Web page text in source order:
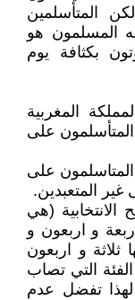
المتأسلمين
المسلمون هو
بكثافة يوم
المغربية
على
على
المتعبدين.
الانتخابية (هي
و اربعون و
ثلاثة و اربعون
التي تصاب
تفضل عدم